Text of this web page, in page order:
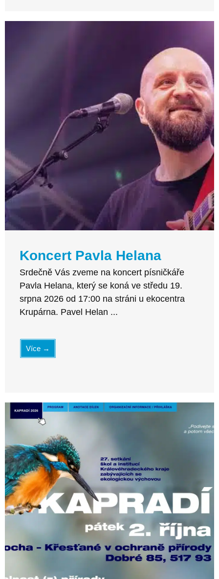
Koncert Pavla Helana
Srdečně Vás zveme na koncert písničkáře
Pavla Helana, který se koná ve středu 19.
srpna 2026 od 17:00 na stráni u ekocentra
Krupárna. Pavel Helan ...
Více →